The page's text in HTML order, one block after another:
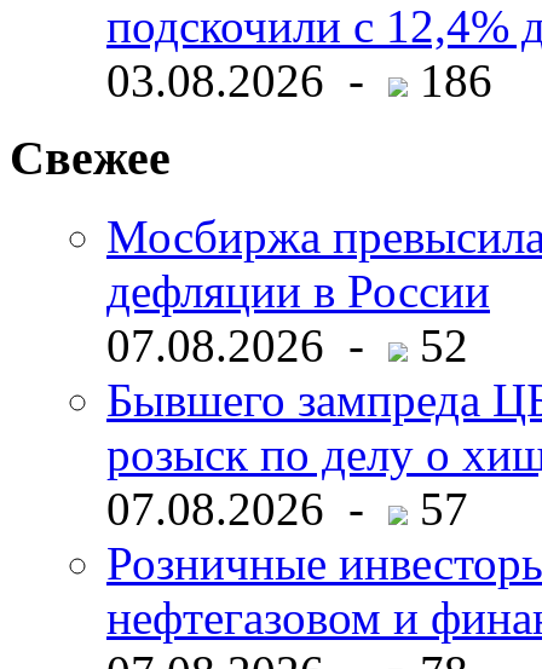
подскочили с 12,4%
03.08.2026 -
186
Свежее
Мосбиржа
дефляции в России
07.08.2026 -
52
Бывшего зампреда
розыск по делу о
07.08.2026 -
57
Розничные
нефтегазовом и